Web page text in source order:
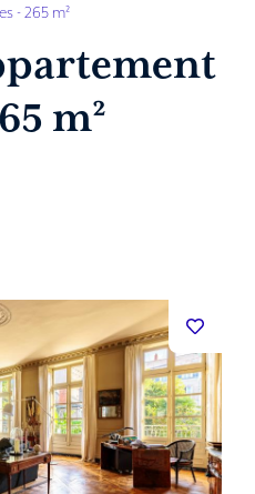
- 265 m²
m²